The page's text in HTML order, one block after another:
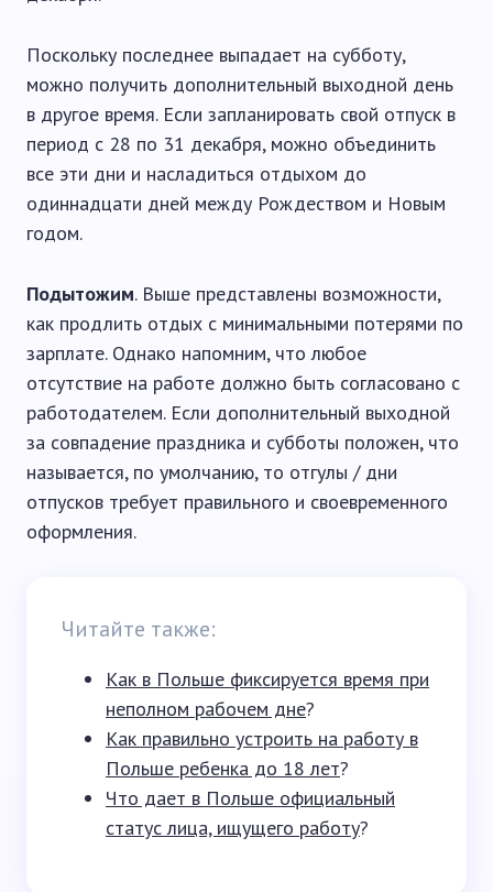
Поскольку последнее выпадает на субботу,
можно получить дополнительный выходной день
в другое время. Если запланировать свой отпуск в
период с 28 по 31 декабря, можно объединить
все эти дни и насладиться отдыхом до
одиннадцати дней между Рождеством и Новым
годом.
Подытожим. Выше представлены возможности,
как продлить отдых с минимальными потерями по
зарплате. Однако напомним, что любое
отсутствие на работе должно быть согласовано с
работодателем. Если дополнительный выходной
за совпадение праздника и субботы положен, что
называется, по умолчанию, то отгулы / дни
отпусков требует правильного и своевременного
оформления.
Читайте также:
Как в Польше фиксируется время при
неполном рабочем дне?
Как правильно устроить на работу в
Польше ребенка до 18 лет?
Что дает в Польше официальный
статус лица, ищущего работу?